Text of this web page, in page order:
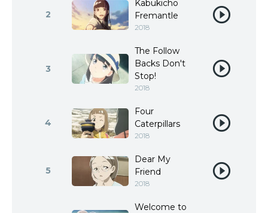
2
Kabukicho
Fremantle
2018
3
The Follow
Backs Don't
Stop!
2018
4
Four
Caterpillars
2018
5
Dear My
Friend
2018
Welcome to